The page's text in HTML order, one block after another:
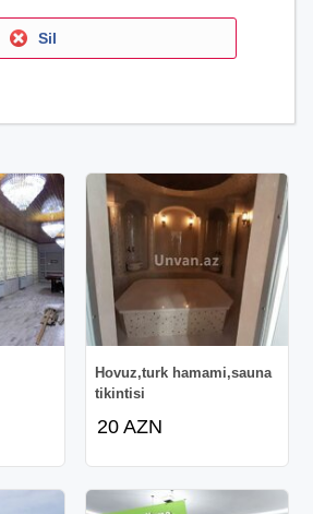
Sil
Hovuz,turk hamami,sauna
tikintisi
20 AZN